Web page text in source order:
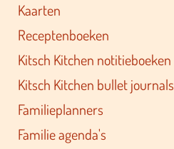
Kaarten
Receptenboeken
Kitsch Kitchen notitieboeken
Kitsch Kitchen bullet journals
Familieplanners
Familie agenda's